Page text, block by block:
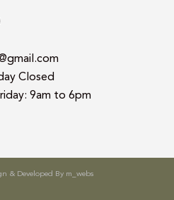
Closed
9am to 6pm
& Developed By m_webs